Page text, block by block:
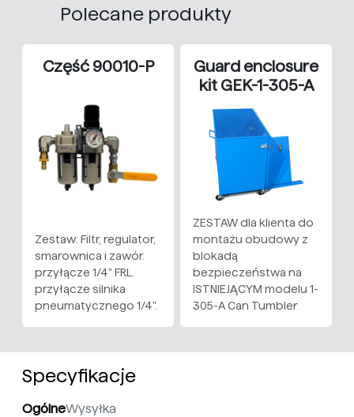
Polecane produkty
Część 90010-P
Zestaw: Filtr, regulator,
smarownica i zawór.
przyłącze 1/4" FRL.
przyłącze silnika
pneumatycznego 1/4".
Guard enclosure
kit GEK-1-305-A
ZESTAW dla klienta do
montażu obudowy z
blokadą
bezpieczeństwa na
ISTNIEJĄCYM modelu 1-
305-A Can Tumbler
Specyfikacje
OgólneWysyłka